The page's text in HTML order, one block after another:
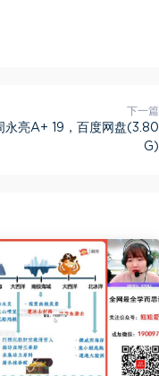
下一篇
亮A+ 19，百度网盘(3.80
G)